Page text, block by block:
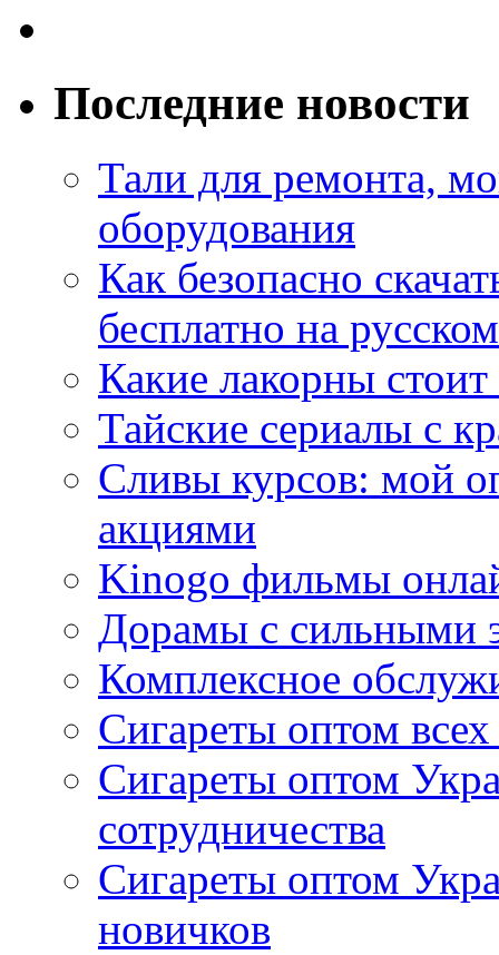
Последние новости
Тали для ремонта,
оборудования
Как безопасно
бесплатно на
Какие лакорны
Тайские сериалы с
Сливы курсов: мой
акциями
Kinogo фильмы
Дорамы с сильными
Комплексное
Сигареты оптом
Сигареты оптом
сотрудничества
Сигареты оптом
новичков